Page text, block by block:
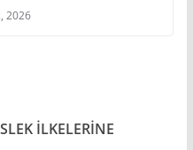
2026
İLKELERİNE